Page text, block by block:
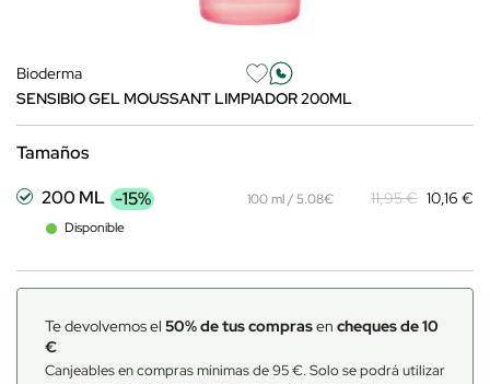
Bioderma
SENSIBIO GEL MOUSSANT LIMPIADOR 200ML
Tamaños
200 ML -15%
Disponible
100 ml / 5.08€ 11,95 € 10,16 €
Te devolvemos el 50% de tus comprasen cheques de 10
€
Canjeables en compras mínimas de 95 €. Solo se podrá utilizar